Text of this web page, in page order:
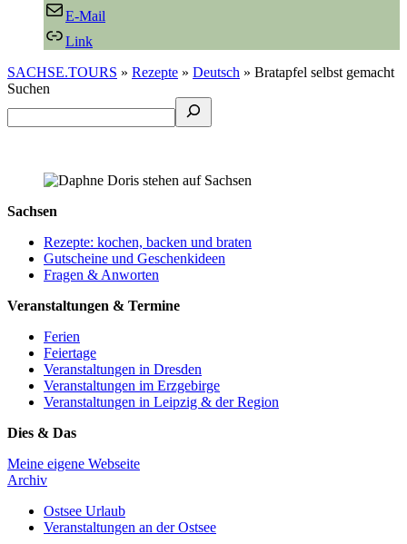
E-Mail
Link
SACHSE.TOURS » Rezepte » Deutsch » Bratapfel selbst gemacht
Suchen
Sachsen
Rezepte: kochen, backen und braten
Gutscheine und Geschenkideen
Fragen & Anworten
Veranstaltungen & Termine
Ferien
Feiertage
Veranstaltungen in Dresden
Veranstaltungen im Erzgebirge
Veranstaltungen in Leipzig & der Region
Dies & Das
Meine eigene Webseite
Archiv
Ostsee Urlaub
Veranstaltungen an der Ostsee